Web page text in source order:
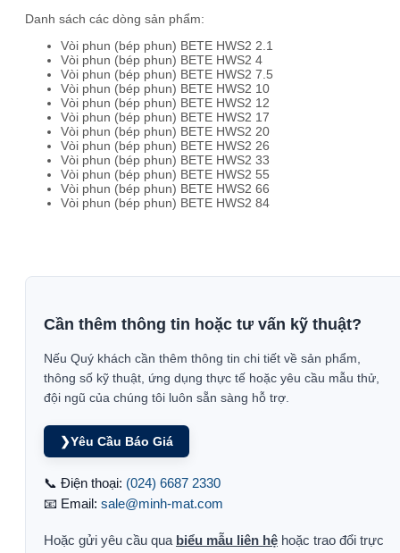
Danh sách các dòng sản phẩm:
Vòi phun (bép phun) BETE HWS2 2.1
Vòi phun (bép phun) BETE HWS2 4
Vòi phun (bép phun) BETE HWS2 7.5
Vòi phun (bép phun) BETE HWS2 10
Vòi phun (bép phun) BETE HWS2 12
Vòi phun (bép phun) BETE HWS2 17
Vòi phun (bép phun) BETE HWS2 20
Vòi phun (bép phun) BETE HWS2 26
Vòi phun (bép phun) BETE HWS2 33
Vòi phun (bép phun) BETE HWS2 55
Vòi phun (bép phun) BETE HWS2 66
Vòi phun (bép phun) BETE HWS2 84
Cần thêm thông tin hoặc tư vấn kỹ thuật?
Nếu Quý khách cần thêm thông tin chi tiết về sản phẩm,
thông số kỹ thuật, ứng dụng thực tế hoặc yêu cầu mẫu thử,
đội ngũ của chúng tôi luôn sẵn sàng hỗ trợ.
❯Yêu Cầu Báo Giá
📞 Điện thoại: (024) 6687 2330
📧 Email: sale@minh-mat.com
Hoặc gửi yêu cầu qua biểu mẫu liên hệ hoặc trao đổi trực